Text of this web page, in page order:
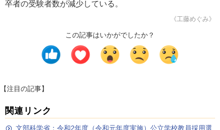
卒者の受験者数が減少している。
《工藤めぐみ》
この記事はいかがでしたか？
【注目の記事】
関連リンク
文部科学省：令和2年度（令和元年度実施）公立学校教員採用選